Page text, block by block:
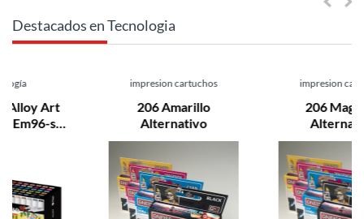
Destacados en Tecnologia
impresion cartuchos
206 Amarillo
impresion cartuchos
206 Magenta